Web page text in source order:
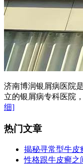
济南博润银屑病医院
立的银屑病专科医院
细]
热门文章
揭秘寻常型牛皮
性格跟牛皮癣之